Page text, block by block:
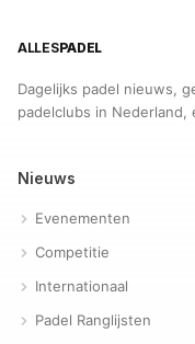
ALLESPADEL
Dagelijks padel nieuws,
padelclubs in
Nieuws
Evenementen
Competitie
Internationaal
Padel Ranglijsten